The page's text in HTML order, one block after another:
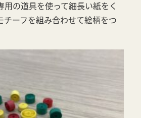
用の道具を使って細長い紙をく
チーフを組み合わせて絵柄をつ